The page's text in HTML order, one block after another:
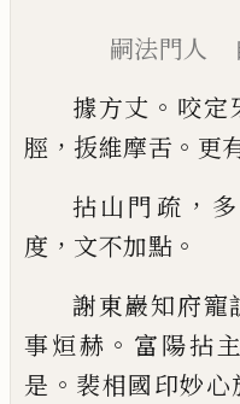
嗣法門人
據方丈 。 咬定
脛 ， 㧞維摩舌 。 更
拈山門疏 ，
度 ， 文不加點 。
謝東巖知府寵
事烜赫 。 富陽拈
是 。 裴相國印妙心